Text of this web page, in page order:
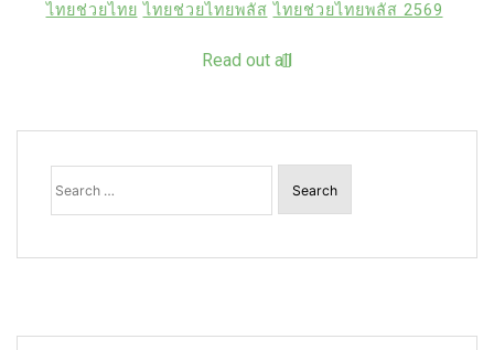
ไทยช่วยไทย ไทยช่วยไทยพลัส ไทยช่วยไทยพลัส 2569
Read out all
Search
for: